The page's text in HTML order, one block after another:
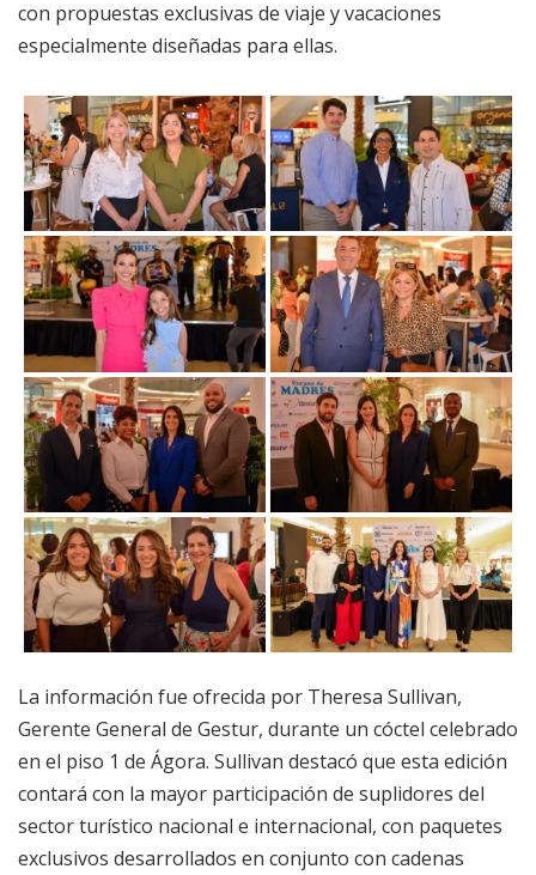
con propuestas exclusivas de viaje y vacaciones
especialmente diseñadas para ellas.
La información fue ofrecida por Theresa Sullivan,
Gerente General de Gestur, durante un cóctel celebrado
en el piso 1 de Ágora. Sullivan destacó que esta edición
contará con la mayor participación de suplidores del
sector turístico nacional e internacional, con paquetes
exclusivos desarrollados en conjunto con cadenas